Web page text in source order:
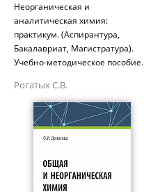
Неорганическая и
аналитическая химия:
практикум. (Аспирантура,
Бакалавриат, Магистратура).
Учебно-методическое пособие.
Рогатых С.В.